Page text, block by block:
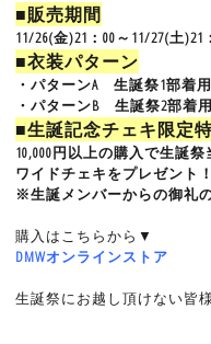
■販売期間
11/26(金)21：00～11/27(土)21
■衣装パターン
・パターンA 生誕祭1部着
・パターンB 生誕祭2部着
■生誕記念チェキ限定
10,000円以上の購入で生誕
ワイドチェキをプレゼント！
※生誕メンバーからの御礼
購入はこちらから▼
DMWオンラインストア
生誕祭にお越し頂けな